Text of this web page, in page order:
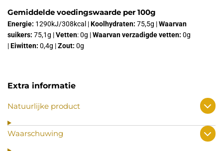
Gemiddelde voedingswaarde per 100g
Energie: 1290kJ/308kcal |Koolhydraten: 75,5g |Waarvan
suikers: 75,1g |Vetten: 0g |Waarvan verzadigde vetten: 0g
|Eiwitten: 0,4g |Zout: 0g
Extra informatie
Natuurlijke product
Waarschuwing